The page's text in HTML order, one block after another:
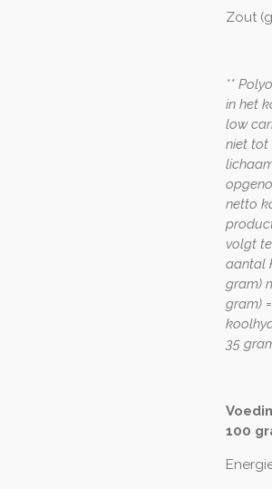
Zout
**
in het
low
niet tot
netto
volgt
aantal
gram)
gram)
35
100